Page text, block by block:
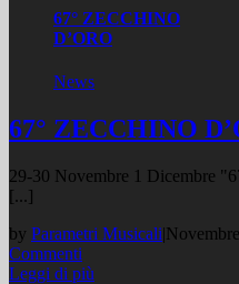
67° ZECCHINO
D’ORO
News
67° ZECCHINO
29-30 Novembre 1 Dicembre
[...]
by Parametri Musicali|
Commenti
Leggi di più